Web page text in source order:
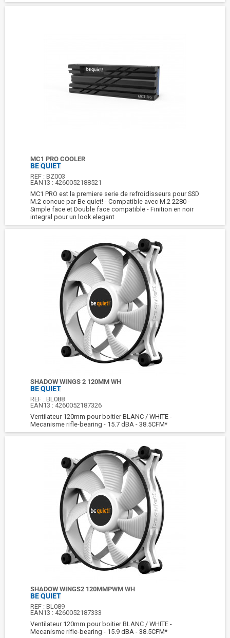
MC1 PRO COOLER
BE QUIET
REF :BZ003
EAN13 : 4260052188521
MC1 PRO est la premiere serie de refroidisseurs pour SSD
M.2 concue par Be quiet! - Compatible avec M.2 2280 -
Simple face et Double face compatible - Finition en noir
integral pour un look elegant
SHADOW WINGS 2 120MM WH
BE QUIET
REF :BL088
EAN13 : 4260052187326
Ventilateur 120mm pour boitier BLANC / WHITE -
Mecanisme rifle-bearing - 15.7 dBA - 38.5CFM*
SHADOW WINGS2 120MMPWM WH
BE QUIET
REF :BL089
EAN13 : 4260052187333
Ventilateur 120mm pour boitier BLANC / WHITE -
Mecanisme rifle-bearing - 15.9 dBA - 38.5CFM*